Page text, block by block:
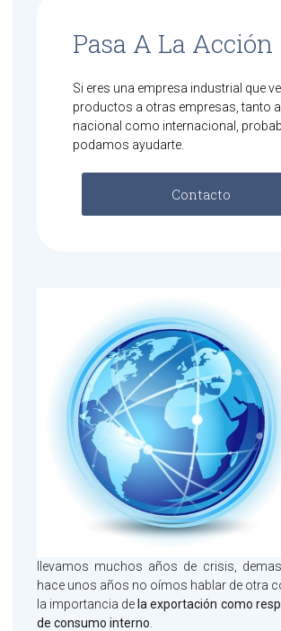
Pasa A La Acción
Si eres una empresa industrial que
productos a otras empresas, tanto a
nacional como internacional,
podamos ayudarte.
Contacto
llevamos muchos años de crisis,
hace unos años no oímos hablar de otra
la importancia de la exportación como
de consumo interno